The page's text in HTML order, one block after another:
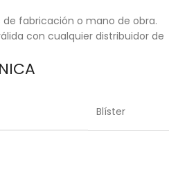
fabricación o mano de obra.
con cualquier distribuidor de
Blíster